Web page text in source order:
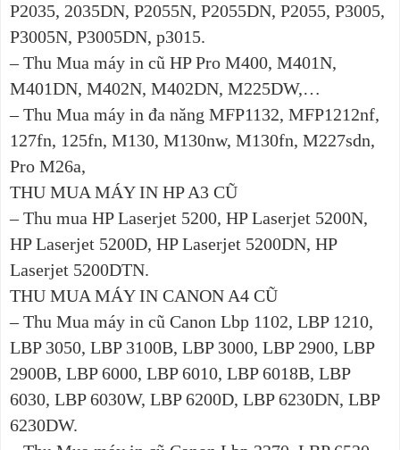
P2035, 2035DN, P2055N, P2055DN, P2055, P3005,
P3005N, P3005DN, p3015.
– Thu Mua máy in cũ HP Pro M400, M401N,
M401DN, M402N, M402DN, M225DW,…
– Thu Mua máy in đa năng MFP1132, MFP1212nf,
127fn, 125fn, M130, M130nw, M130fn, M227sdn,
Pro M26a,
THU MUA MÁY IN HP A3 CŨ
– Thu mua HP Laserjet 5200, HP Laserjet 5200N,
HP Laserjet 5200D, HP Laserjet 5200DN, HP
Laserjet 5200DTN.
THU MUA MÁY IN CANON A4 CŨ
– Thu Mua máy in cũ Canon Lbp 1102, LBP 1210,
LBP 3050, LBP 3100B, LBP 3000, LBP 2900, LBP
2900B, LBP 6000, LBP 6010, LBP 6018B, LBP
6030, LBP 6030W, LBP 6200D, LBP 6230DN, LBP
6230DW.